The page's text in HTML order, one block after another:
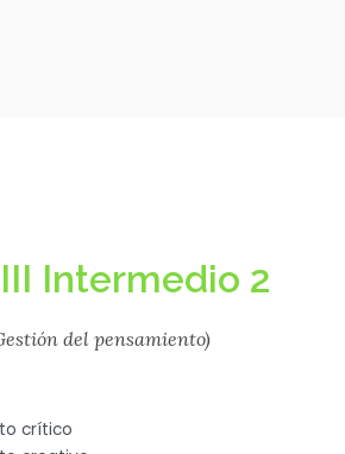
Intermedio 2
del pensamiento)
crítico